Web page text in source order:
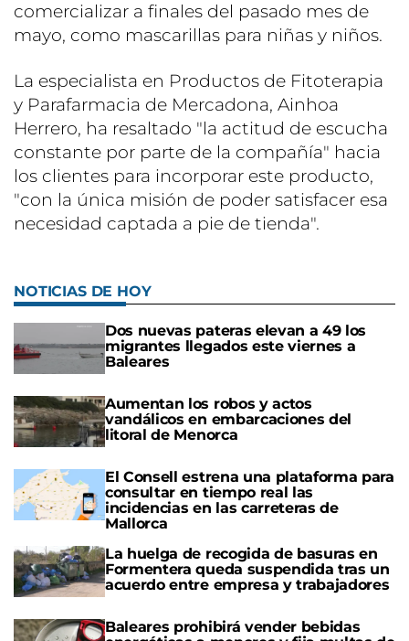
comercializar a finales del pasado mes de
mayo, como mascarillas para niñas y niños.
La especialista en Productos de Fitoterapia
y Parafarmacia de Mercadona, Ainhoa
Herrero, ha resaltado "la actitud de escucha
constante por parte de la compañía" hacia
los clientes para incorporar este producto,
"con la única misión de poder satisfacer esa
necesidad captada a pie de tienda".
NOTICIAS DE HOY
Dos nuevas pateras elevan a 49 los
migrantes llegados este viernes a
Baleares
Aumentan los robos y actos
vandálicos en embarcaciones del
litoral de Menorca
El Consell estrena una plataforma para
consultar en tiempo real las
incidencias en las carreteras de
Mallorca
La huelga de recogida de basuras en
Formentera queda suspendida tras un
acuerdo entre empresa y trabajadores
Baleares prohibirá vender bebidas